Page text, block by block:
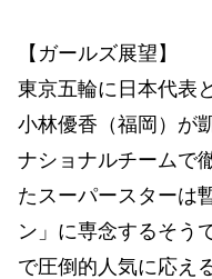
【ガールズ展望】
東京五輪に日本代表
小林優香（福岡）が
ナショナルチームで
たスーパースターは
ン」に専念するそう
で圧倒的人気に応え